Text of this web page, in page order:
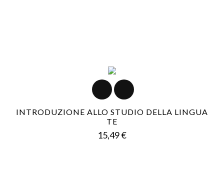
INTRODUZIONE ALLO STUDIO DELLA LINGUA
TE
15,49 €Prezzo